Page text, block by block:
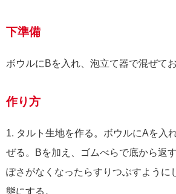
下準備
ボウルにBを入れ、泡立て器で混ぜてお
作り方
1. タルト生地を作る。ボウルにAを入
ぜる。Bを加え、ゴムべらで底から返
ぽさがなくなったらすりつぶすように
態にする。